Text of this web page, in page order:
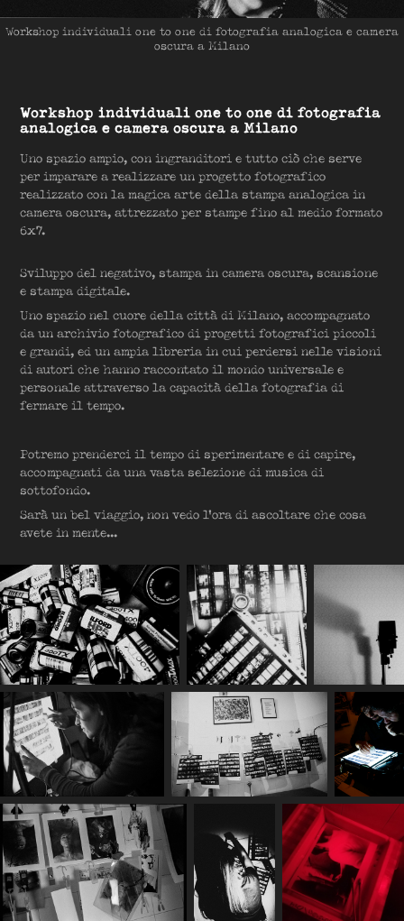
Workshop individuali one to one di fotografia analogica e camera
oscura a Milano
Workshop individuali one to one di fotografia
analogica e camera oscura a Milano
Uno spazio ampio, con ingranditori e tutto ciò che serve
per imparare a realizzare un progetto fotografico
realizzato con la magica arte della stampa analogica in
camera oscura, attrezzato per stampe fino al medio formato
6x7.
Sviluppo del negativo, stampa in camera oscura, scansione
e stampa digitale.
Uno spazio nel cuore della città di Milano, accompagnato
da un archivio fotografico di progetti fotografici piccoli
e grandi, ed un ampia libreria in cui perdersi nelle visioni
di autori che hanno raccontato il mondo universale e
personale attraverso la capacità della fotografia di
fermare il tempo.
Potremo prenderci il tempo di sperimentare e di capire,
accompagnati da una vasta selezione di musica di
sottofondo.
Sarà un bel viaggio, non vedo l'ora di ascoltare che cosa
avete in mente...